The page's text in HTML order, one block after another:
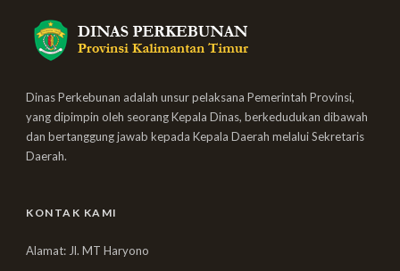
Dinas Perkebunan adalah unsur pelaksana Pemerintah Provinsi,
yang dipimpin oleh seorang Kepala Dinas, berkedudukan dibawah
dan bertanggung jawab kepada Kepala Daerah melalui Sekretaris
Daerah.
KONTAK KAMI
Alamat: Jl. MT Haryono